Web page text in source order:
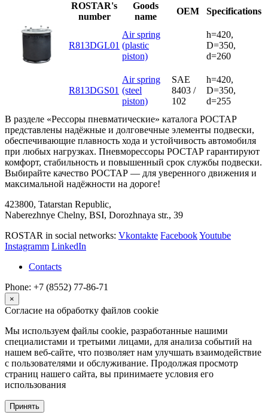
ROSTAR's
number
Goods
name
OEM Specifications
R813DGL01
Air spring
(plastic
piston)
h=420,
D=350,
d=260
R813DGS01
Air spring
(steel
piston)
SAE
8403 /
102
h=420,
D=350,
d=255
В разделе «Рессоры пневматические» каталога РОСТАР
представлены надёжные и долговечные элементы подвески,
обеспечивающие плавность хода и устойчивость автомобиля
при любых нагрузках. Пневморессоры РОСТАР гарантируют
комфорт, стабильность и повышенный срок службы подвески.
Выбирайте качество РОСТАР — для уверенного движения и
максимальной надёжности на дороге!
423800, Tatarstan Republic,
Naberezhnye Chelny, BSI, Dorozhnaya str., 39
ROSTAR in social networks: Vkontakte FacebookYoutube
Instagramm LinkedIn
Contacts
Phone: +7 (8552) 77-86-71
×
Согласие на обработку файлов cookie
Мы используем файлы cookie, разработанные нашими
специалистами и третьими лицами, для анализа событий на
нашем веб-сайте, что позволяет нам улучшать взаимодействие
с пользователями и обслуживание. Продолжая просмотр
страниц нашего сайта, вы принимаете условия его
использования
Принять